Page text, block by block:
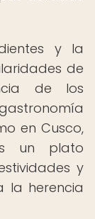
y la
de
de los
en Cusco,
un plato
y
la herencia